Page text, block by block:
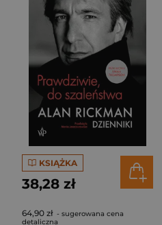
KSIĄŻKA
38,28 zł
64,90 zł - sugerowana cena
detaliczna